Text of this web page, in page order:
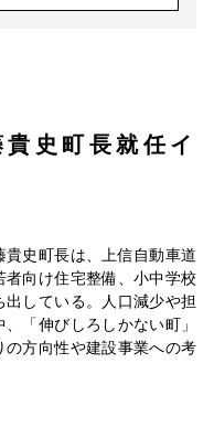
業インタビュー
新教育訓練体系を共
ュー／吉原 則夫 氏
史町長就任イ
貴史町長は、上信自動車道
向け住宅整備、小中学校
している。人口減少や担
「伸びしろしかない町」
の方向性や建設事業への考